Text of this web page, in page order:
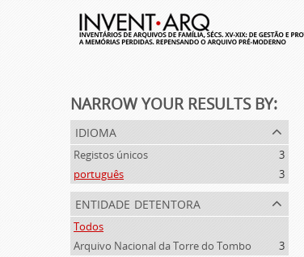
NARROW YOUR RESULTS BY:
idioma
Registos únicos
3
português
3
entidade detentora
Todos
Arquivo Nacional da Torre do Tombo
3